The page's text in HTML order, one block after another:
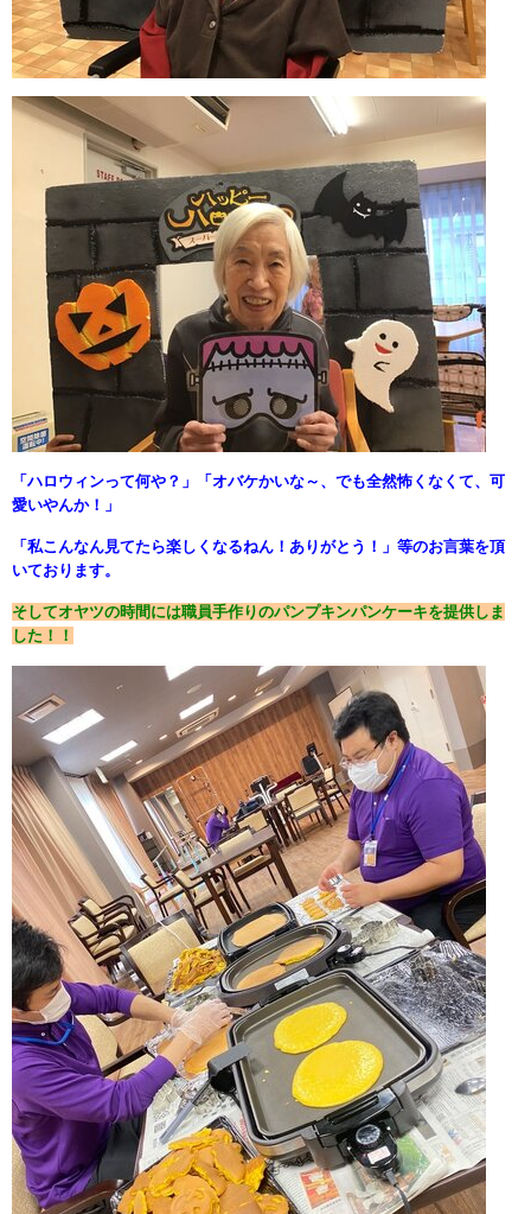
「ハロウィンって何や？」「オバケかいな～、でも全然怖くなくて、可
愛いやんか！」
「私こんなん見てたら楽しくなるねん！ありがとう！」等のお言葉を頂
いております。
そしてオヤツの時間には職員手作りのパンプキンパンケーキを提供しま
した！！